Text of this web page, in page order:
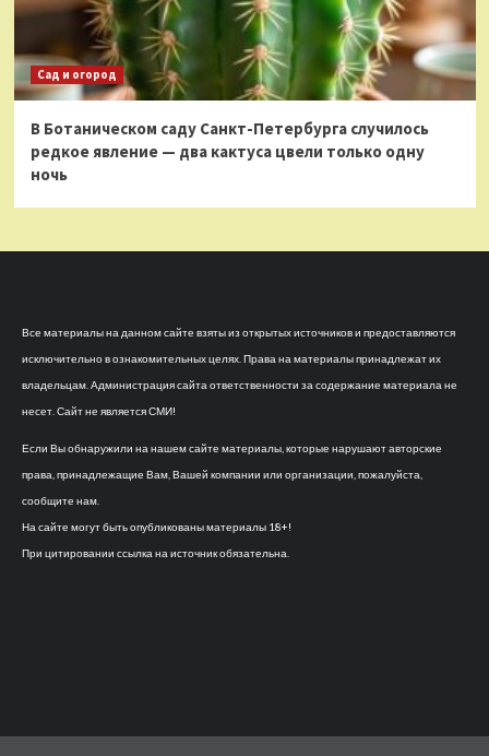
Сад и огород
В Ботаническом саду Санкт-Петербурга случилось
редкое явление — два кактуса цвели только одну
ночь
Все материалы на данном сайте взяты из открытых источников и предоставляются
исключительно в ознакомительных целях. Права на материалы принадлежат их
владельцам. Администрация сайта ответственности за содержание материала не
несет. Сайт не является СМИ!
Если Вы обнаружили на нашем сайте материалы, которые нарушают авторские
права, принадлежащие Вам, Вашей компании или организации, пожалуйста,
сообщите нам.
На сайте могут быть опубликованы материалы 18+!
При цитировании ссылка на источник обязательна.